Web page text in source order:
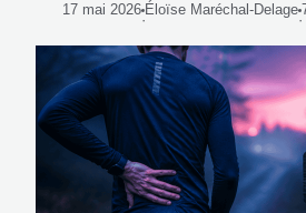
17 mai 2026
·
Éloïse Maréchal-Delage
·